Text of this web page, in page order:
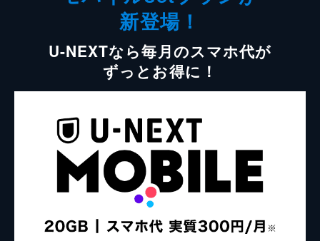
新登場！
U-NEXTなら毎月のスマホ代が
ずっとお得に！